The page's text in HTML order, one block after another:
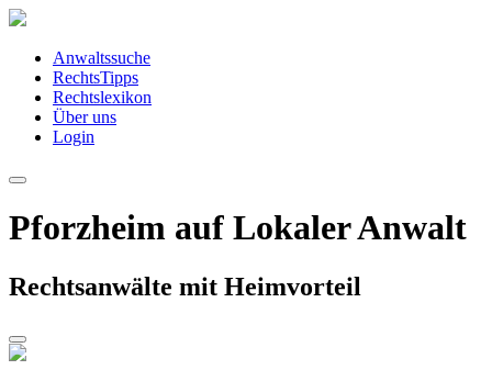
Anwaltssuche
RechtsTipps
Rechtslexikon
Über uns
Login
Pforzheim auf Lokaler Anwalt
Rechtsanwälte mit Heimvorteil